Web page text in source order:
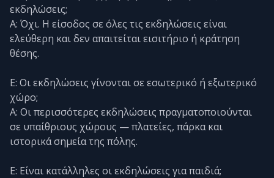
εκδηλώσεις;
Α: Όχι. Η είσοδος σε όλες τις εκδηλώσεις είναι
ελεύθερη και δεν απαιτείται εισιτήριο ή κράτηση
θέσης.
Ε: Οι εκδηλώσεις γίνονται σε εσωτερικό ή εξωτερικό
χώρο;
Α: Οι περισσότερες εκδηλώσεις πραγματοποιούνται
σε υπαίθριους χώρους — πλατείες, πάρκα και
ιστορικά σημεία της πόλης.
Ε: Είναι κατάλληλες οι εκδηλώσεις για παιδιά;